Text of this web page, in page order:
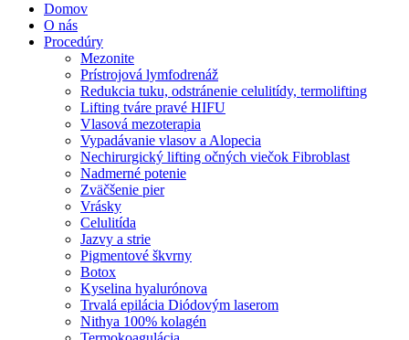
Domov
O nás
Procedúry
Mezonite
Prístrojová lymfodrenáž
Redukcia tuku, odstránenie celulitídy, termolifting
Lifting tváre pravé HIFU
Vlasová mezoterapia
Vypadávanie vlasov a Alopecia
Nechirurgický lifting očných viečok Fibroblast
Nadmerné potenie
Zväčšenie pier
Vrásky
Celulitída
Jazvy a strie
Pigmentové škvrny
Botox
Kyselina hyalurónova
Trvalá epilácia Diódovým laserom
Nithya 100% kolagén